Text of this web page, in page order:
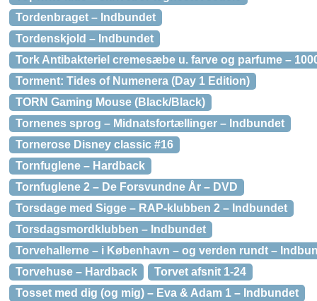
Tordenbraget – Indbundet
Tordenskjold – Indbundet
Tork Antibakteriel cremesæbe u. farve og parfume –
Torment: Tides of Numenera (Day 1 Edition)
TORN Gaming Mouse (Black/Black)
Tornenes sprog – Midnatsfortællinger – Indbundet
Tornerose Disney classic #16
Tornfuglene – Hardback
Tornfuglene 2 – De Forsvundne År – DVD
Torsdage med Sigge – RAP-klubben 2 – Indbundet
Torsdagsmordklubben – Indbundet
Torvehallerne – i København – og verden rundt –
Torvehuse – Hardback
Torvet afsnit 1-24
Tosset med dig (og mig) – Eva & Adam 1 – Indbundet